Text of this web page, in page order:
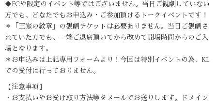
◆FCや限定のイベント等ではございません。当日ご観劇していない
方でも、どなたでもお申込み・ご参加頂けるトークイベントです！
＊「王家の紋章」の観劇チケットは必要ありません。当日ご観劇さ
れていた方でも、一端ご退席頂いてから改めて開場時間からのご入
場となります。
＊お申込みは上記専用フォームより！今回は特別イベントの為、KL
での受付は行っておりません。
【注意事項】
・お支払いやお受け取り方法等をメールでお送りします。ドメイン